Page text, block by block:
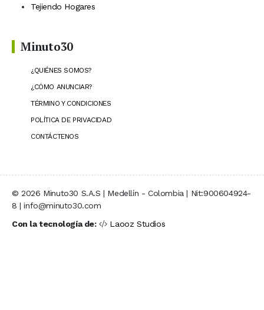
Tejiendo Hogares
Minuto30
¿QUIÉNES SOMOS?
¿CÓMO ANUNCIAR?
TÉRMINO Y CONDICIONES
POLÍTICA DE PRIVACIDAD
CONTÁCTENOS
© 2026 Minuto30 S.A.S | Medellín - Colombia | Nit:900604924-
8 | info@minuto30.com
Con la tecnología de:
Laooz Studios